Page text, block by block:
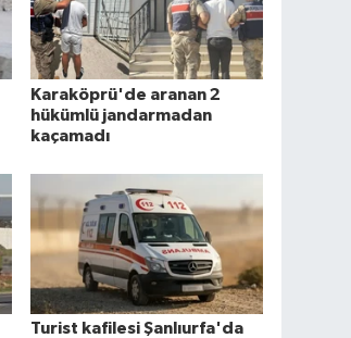
Karaköprü'de aranan 2
hükümlü jandarmadan
kaçamadı
Turist kafilesi Şanlıurfa'da